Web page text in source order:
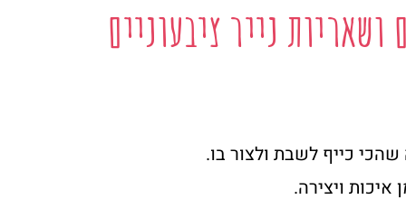
נייר ציבעוניים
כייף לשבת ולצור בו.
ויצירה.